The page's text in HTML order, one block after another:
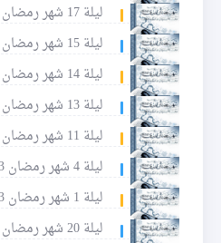
ليلة 17 شهر رمضان 1433 هجرية
ليلة 15 شهر رمضان 1433 هجرية
ليلة 14 شهر رمضان 1433 هجرية
ليلة 13 شهر رمضان 1433 هجرية
ليلة 11 شهر رمضان 1433 هجرية
ليلة 4 شهر رمضان 1433 هجرية
ليلة 1 شهر رمضان 1433 هجرية
ليلة 20 شهر رمضان 1428 هجرية